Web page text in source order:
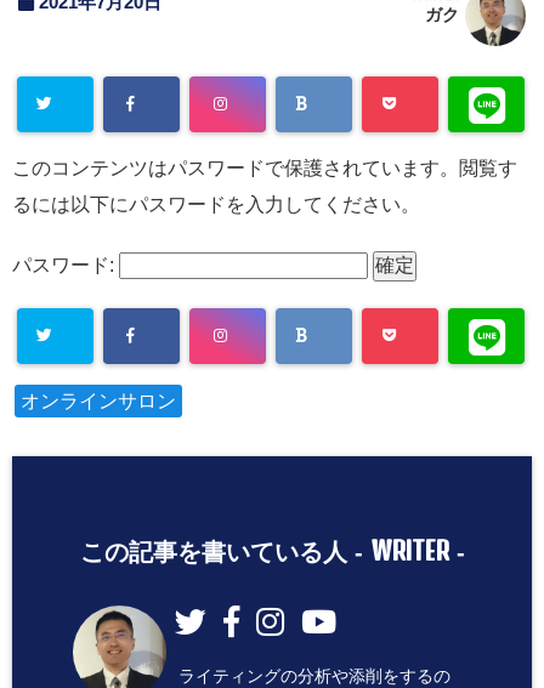
ガク
このコンテンツはパスワードで保護されています。閲覧す
るには以下にパスワードを入力してください。
パスワード:
オンラインサロン
この記事を書いている人 - WRITER-
ライティングの分析や添削をするの